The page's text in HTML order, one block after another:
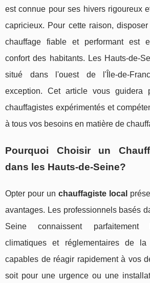
est connue pour ses hivers rigoureux
capricieux. Pour cette raison,
chauffage fiable et performant est
confort des habitants. Les Hauts-de-
situé dans l'ouest de l'Île-de-
exception. Cet article vous guidera
chauffagistes expérimentés et
à tous vos besoins en matière de
Pourquoi Choisir un
dans les Hauts-de-Seine?
Opter pour unchauffagiste local
avantages. Les professionnels basés
Seine connaissent parfaitement
climatiques et réglementaires de
capables de réagir rapidement à vos
soit pour une urgence ou une